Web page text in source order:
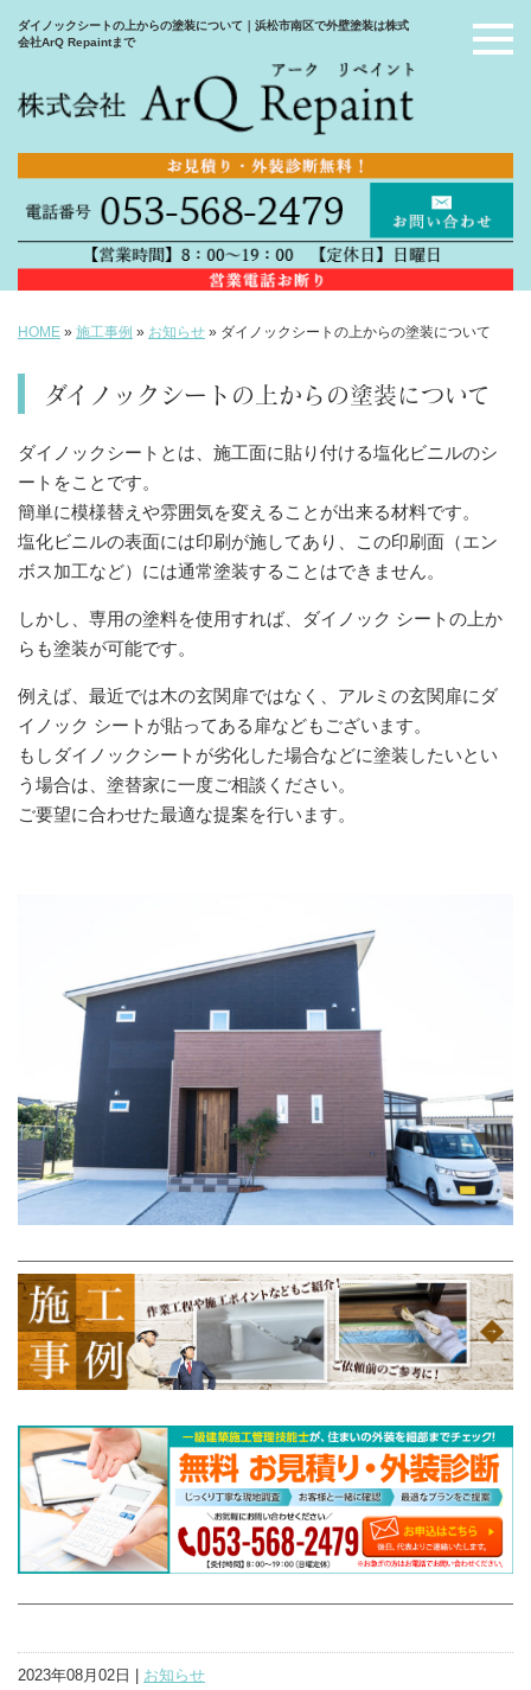
ダイノックシートの上からの塗装について｜浜松市南区で外壁塗装は株式
会社ArQ Repaintまで
HOME » 施工事例 » お知らせ » ダイノックシートの上からの塗装について
ダイノックシートの上からの塗装について
ダイノックシートとは、施工面に貼り付ける塩化ビニルのシ
ートをことです。
簡単に模様替えや雰囲気を変えることが出来る材料です。
塩化ビニルの表面には印刷が施してあり、この印刷面（エン
ボス加工など）には通常塗装することはできません。
しかし、専用の塗料を使用すれば、ダイノック シートの上か
らも塗装が可能です。
例えば、最近では木の玄関扉ではなく、アルミの玄関扉にダ
イノック シートが貼ってある扉などもございます。
もしダイノックシートが劣化した場合などに塗装したいとい
う場合は、塗替家に一度ご相談ください。
ご要望に合わせた最適な提案を行います。
2023年08月02日 | お知らせ